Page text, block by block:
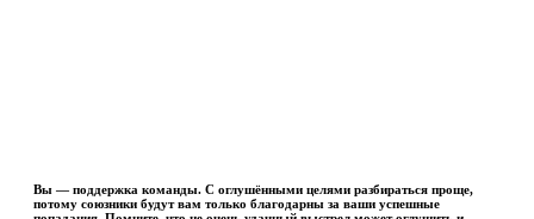
Вы — поддержка команды. С оглушёнными целями разбираться проще,
потому союзники будут вам только благодарны за ваши успешные